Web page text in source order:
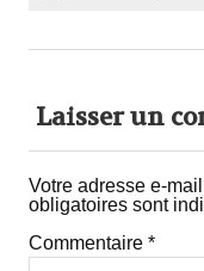
Laisser un
Votre adresse e-
obligatoires sont
Commentaire *